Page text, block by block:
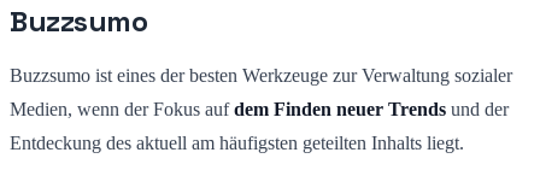
Buzzsumo
Buzzsumo ist eines der besten Werkzeuge zur Verwaltung sozialer
Medien, wenn der Fokus aufdem Finden neuer Trends und der
Entdeckung des aktuell am häufigsten geteilten Inhalts liegt.